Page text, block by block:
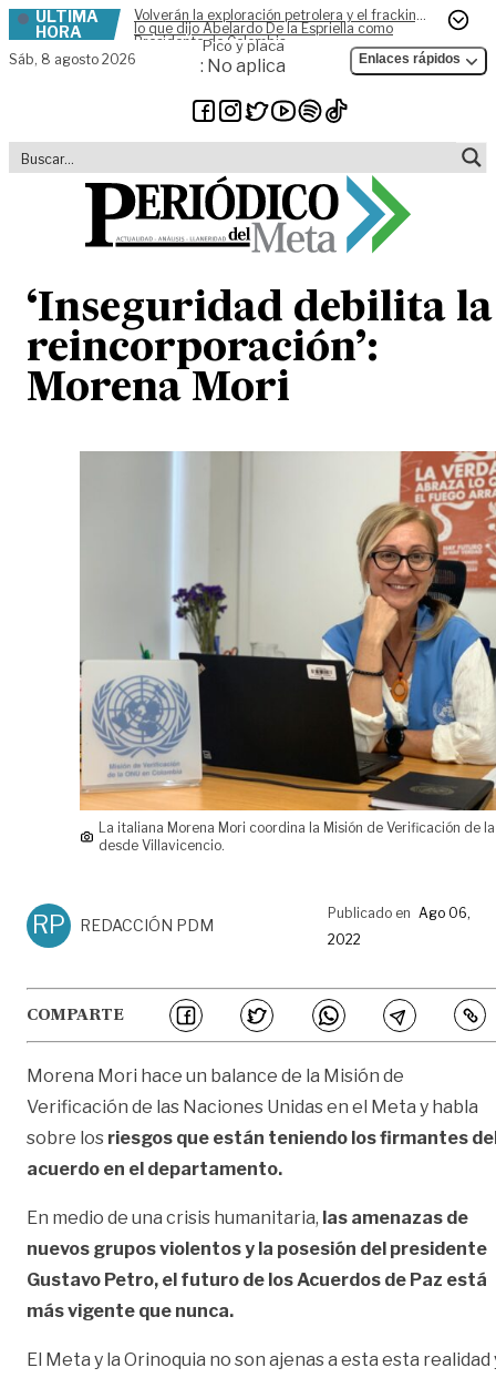
Skip to content
ÚLTIMA
HORA
Volverán la exploración petrolera y el fracking,
lo que dijo Abelardo De la Espriella como
Presidente de Colombia
Sáb, 8 agosto 2026
Pico y placa
: No aplica Enlaces rápidos
‘Inseguridad debilita la
reincorporación’:
Morena Mori
La italiana Morena Mori coordina la Misión de Verificación de la
desde Villavicencio.
RP REDACCIÓN PDM
Publicado en Ago 06,
2022
COMPARTE
Morena Mori hace un balance de la Misión de
Verificación de las Naciones Unidas en el Meta y habla
sobre los riesgos que están teniendo los firmantes
acuerdo en el departamento.
En medio de una crisis humanitaria, las amenazas de
nuevos grupos violentos y la posesión del presidente
Gustavo Petro, el futuro de los Acuerdos de Paz está
más vigente que nunca.
El Meta y la Orinoquia no son ajenas a esta esta realidad